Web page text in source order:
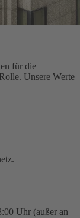
für die
Unsere Werte
Uhr (außer an